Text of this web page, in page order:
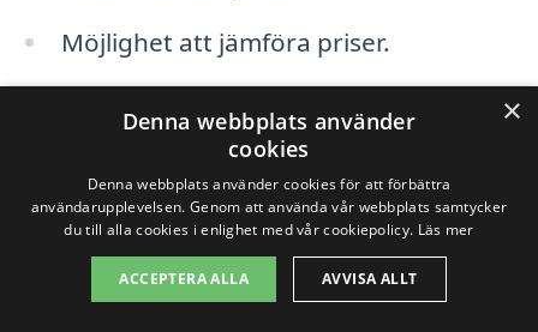
Möjlighet att jämföra priser.
Tillgång till recensioner och omdömen
från andra kunder.
Flexibilitet i bokning av tid och datum.
Professionella städteam med
erfarenhet och kompetens.
×
Denna webbplats använder
cookies
Denna webbplats använder cookies för att förbättra
användarupplevelsen. Genom att använda vår webbplats samtycker
du till alla cookies i enlighet med vår cookiepolicy. Läs mer
ACCEPTERA ALLA AVVISA ALLT